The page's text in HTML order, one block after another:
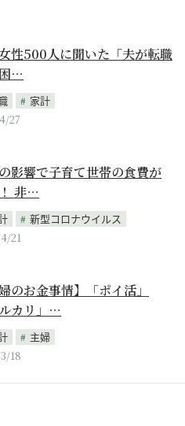
性500人に聞いた「夫が転職
…
家計
27
影響で子育て世帯の食費が
非…
新型コロナウイルス
21
婦のお金事情】「ポイ活」
ルカリ」…
主婦
18